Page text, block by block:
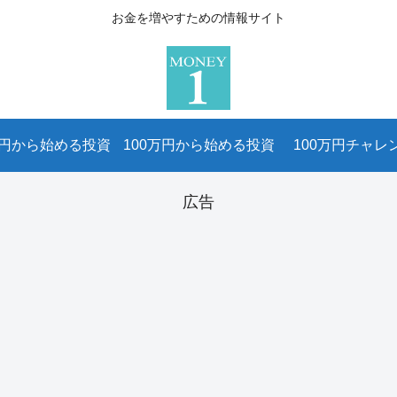
お金を増やすための情報サイト
から始める投資 100万円から始める投資 100万円チャレ
広告